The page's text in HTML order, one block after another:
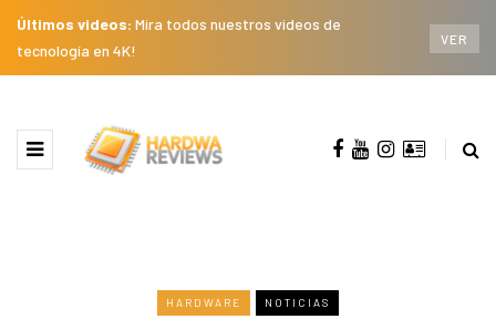
Últimos videos: Mira todos nuestros videos de
tecnología en 4K!
VER
HARDWARE NOTICIAS